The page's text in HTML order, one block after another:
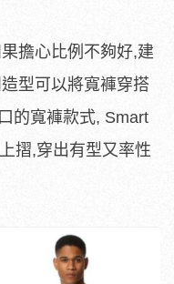
擔心比例不夠好,建
型可以將寬褲穿搭
的寬褲款式, Smart
摺,穿出有型又率性